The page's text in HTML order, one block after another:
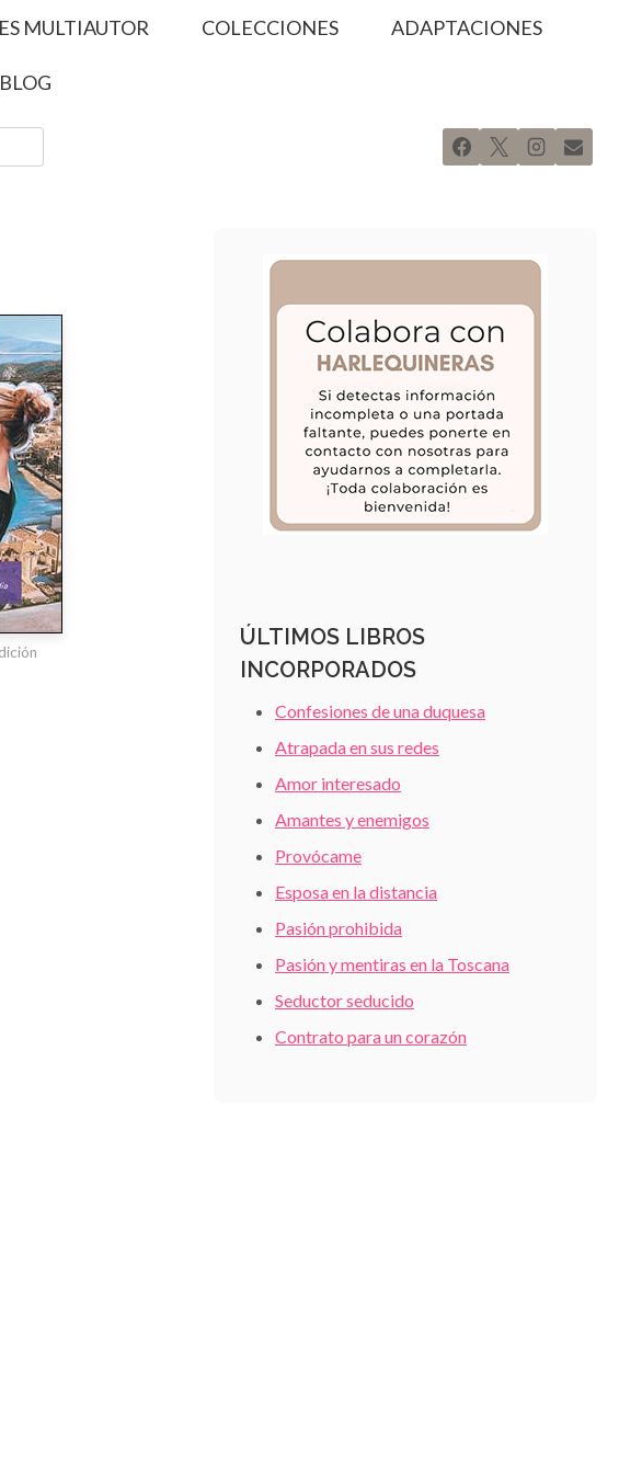
MULTIAUTOR COLECCIONES ADAPTACIONES
BLOG
ÚLTIMOS LIBROS
INCORPORADOS
Confesiones de una duquesa
Atrapada en sus redes
Amor interesado
Amantes y enemigos
Provócame
Esposa en la distancia
Pasión prohibida
Pasión y mentiras en la Toscana
Seductor seducido
Contrato para un corazón